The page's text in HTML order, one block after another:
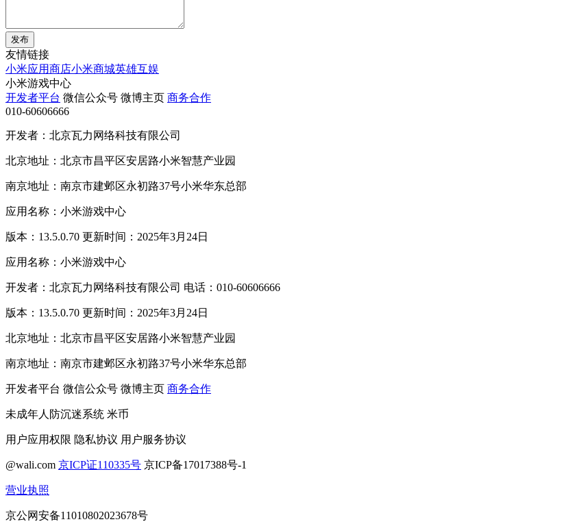
发布
友情链接
小米应用商店小米商城英雄互娱
小米游戏中心
开发者平台 微信公众号 微博主页 商务合作
010-60606666
开发者：北京瓦力网络科技有限公司
北京地址：北京市昌平区安居路小米智慧产业园
南京地址：南京市建邺区永初路37号小米华东总部
应用名称：小米游戏中心
版本：13.5.0.70 更新时间：2025年3月24日
应用名称：小米游戏中心
开发者：北京瓦力网络科技有限公司 电话：010-60606666
版本：13.5.0.70 更新时间：2025年3月24日
北京地址：北京市昌平区安居路小米智慧产业园
南京地址：南京市建邺区永初路37号小米华东总部
开发者平台 微信公众号 微博主页 商务合作
未成年人防沉迷系统 米币
用户应用权限 隐私协议 用户服务协议
@wali.com 京ICP证110335号 京ICP备17017388号-1
营业执照
京公网安备11010802023678号